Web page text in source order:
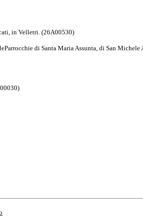
in Velletri. (26A00530)
di Santa Maria Assunta, di San Michele